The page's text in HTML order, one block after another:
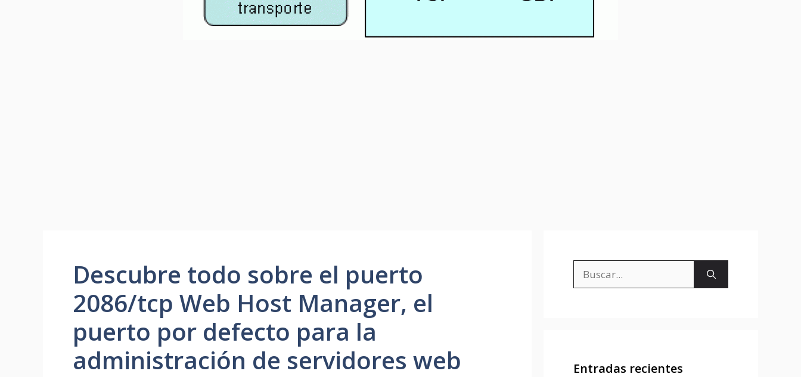
Descubre todo sobre el puerto
2086/tcp Web Host Manager, el
puerto por defecto para la
administración de servidores web
Entradas recientes